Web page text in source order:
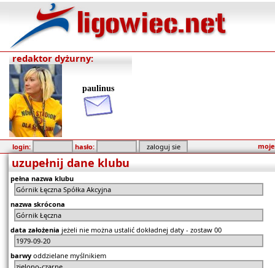
redaktor dyżurny:
paulinus
login: hasło:
uzupełnij dane klubu
pełna nazwa klubu
nazwa skrócona
data założenia jeżeli nie można ustalić dokładnej daty - zostaw 00
barwyoddzielane myślnikiem